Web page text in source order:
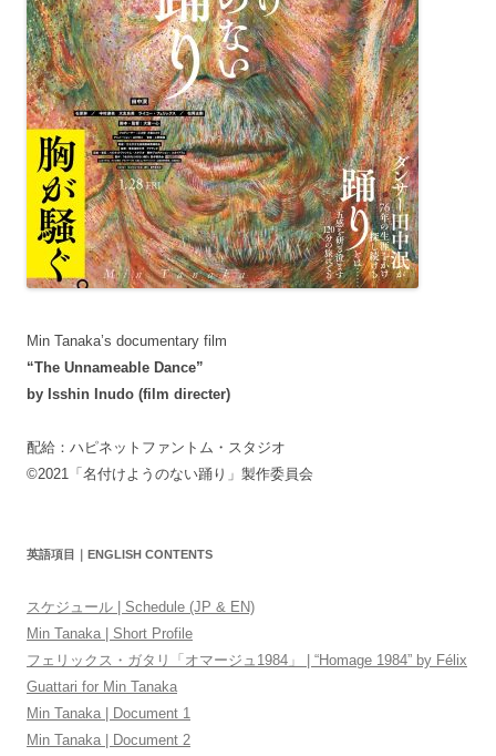
Min Tanaka’s documentary film
“The Unnameable Dance”
by Isshin Inudo (film directer)
配給：ハピネットファントム・スタジオ
©2021「名付けようのない踊り」製作委員会
英語項目｜ENGLISH CONTENTS
スケジュール | Schedule (JP & EN)
Min Tanaka | Short Profile
フェリックス・ガタリ「オマージュ1984」 | “Homage 1984” by Félix
Guattari for Min Tanaka
Min Tanaka | Document 1
Min Tanaka | Document 2